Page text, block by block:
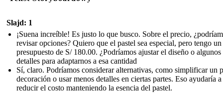
Slajd: 1
¡Suena increíble! Es justo lo que busco. Sobre el precio,
revisar opciones? Quiero que el pastel sea especial, pero tengo un
presupuesto de S/ 180.00. ¿Podríamos ajustar el diseño o algunos
detalles para adaptarnos a esa cantidad
Sí, claro. Podríamos considerar alternativas, como simplificar un
decoración o usar menos detalles en ciertas partes. Eso ayudaría a
reducir el costo manteniendo la esencia del pastel.